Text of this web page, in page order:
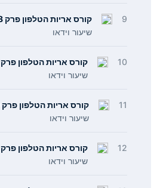
9
קורס אריות הטלפון פרק 8
שיעור וידאו
10
קורס אריות הטלפון פרק 9
שיעור וידאו
11
קורס אריות הטלפון פרק 10
שיעור וידאו
12
קורס אריות הטלפון פרק 11
שיעור וידאו